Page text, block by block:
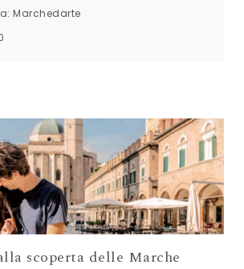
Marchedarte
scoperta delle Marche